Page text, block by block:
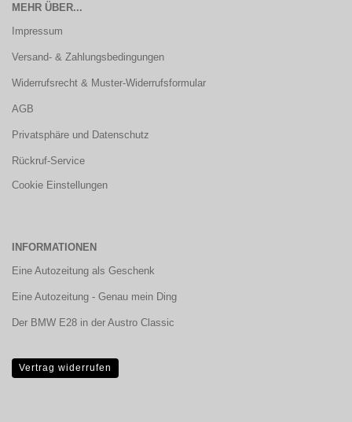
MEHR ÜBER...
Impressum
Versand- & Zahlungsbedingungen
Widerrufsrecht & Muster-Widerrufsformular
AGB
Privatsphäre und Datenschutz
Rückruf-Service
Cookie Einstellungen
INFORMATIONEN
Eine Autozeitung als Geschenk
Eine Autozeitung - Genau mein Ding
Der BMW E28 in der Austro Classic
Vertrag widerrufen